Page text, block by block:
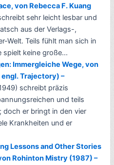
von Rebecca F. Kuang
sehr leicht lesbar und
aus der Verlags-,
Welt. Teils fühlt man sich in
spielt keine große...
Immergleiche Wege, von
engl. Trajectory) –
schreibt präzis
und teils
doch er bringt in den vier
Krankheiten und er
Lessons and Other Stories
Rohinton Mistry (1987) –